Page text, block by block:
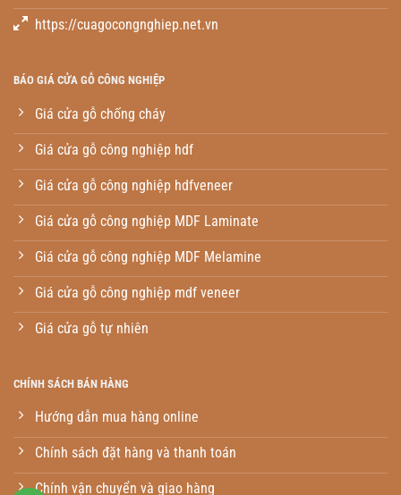
https://cuagocongnghiep.net.vn
BÁO GIÁ CỬA GỖ CÔNG NGHIỆP
Giá cửa gỗ chống cháy
Giá cửa gỗ công nghiệp hdf
Giá cửa gỗ công nghiệp hdfveneer
Giá cửa gỗ công nghiệp MDF Laminate
Giá cửa gỗ công nghiệp MDF Melamine
Giá cửa gỗ công nghiệp mdf veneer
Giá cửa gỗ tự nhiên
CHÍNH SÁCH BÁN HÀNG
Hướng dẫn mua hàng online
Chính sách đặt hàng và thanh toán
Chính vận chuyển và giao hàng